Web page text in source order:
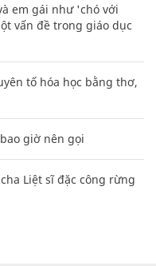
em gái như 'chó với
vấn đề trong giáo dục
tố hóa học bằng thơ,
giờ nên gọi
Liệt sĩ đặc công rừng